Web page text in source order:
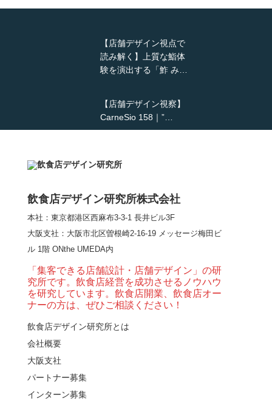
【店舗デザイン視点で
読み解く】上質な鮨体
験を演出する「鮓 み…
【店舗デザイン視察】
CarneSio 158｜”…
【熊の鳥焼き】囲炉裏
とライブ感を両立した
和モダン串揚げ店。
「…
【Queux Norme（クゥ
ノルム）】女子会にお
薦めな&…
飲食店デザイン研究所株式会社
本社：東京都港区西麻布3-3-1 長井ビル3F
大阪支社 ：大阪市北区曽根崎2-16-19 メッセージ梅田ビ
ル 1階 ONthe UMEDA内
「集客できる店舗設計・店舗デザイン」の研
究所です。飲食店経営を成功させるノウハウ
を研究しています。飲食店開業、飲食店オー
ナーの方は、ぜひご相談ください！
飲食店デザイン研究所とは
会社概要
大阪支社
パートナー募集
インターン募集